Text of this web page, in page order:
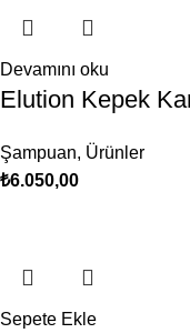
Devamını oku
Elution Kepek
Şampuan, Ürünler
₺6.050,00
Sepete Ekle